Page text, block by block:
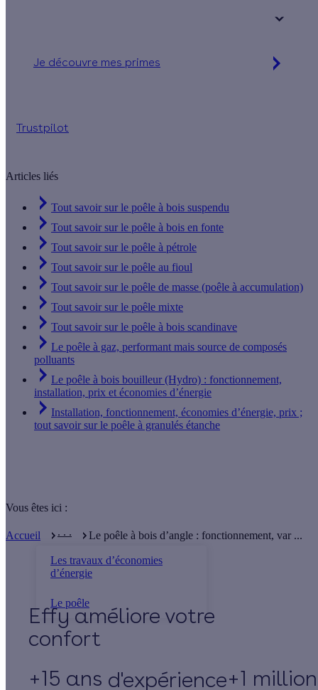
Je découvre mes primes
Trustpilot
Articles liés
Tout savoir sur le poêle à bois suspendu
Tout savoir sur le poêle à bois en fonte
Tout savoir sur le poêle à pétrole
Tout savoir sur le poêle au fioul
Tout savoir sur le poêle de masse (poêle à accumulation)
Tout savoir sur le poêle mixte
Tout savoir sur le poêle à bois scandinave
Le poêle à gaz, performant mais source de composés
polluants
Le poêle à bois bouilleur (Hydro) : fonctionnement,
installation, prix et économies d’énergie
Installation, fonctionnement, économies d’énergie, prix ;
tout savoir sur le poêle à granulés étanche
Vous êtes ici :
Accueil . . .
Les travaux d’économies
d’énergie
Le poêle
Le poêle à bois d’angle : fonctionnement, var ...
Effy
+15 ans d'expérience+1